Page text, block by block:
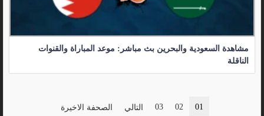
مشاهدة السعودية والبحرين بث مباشر: موعد المباراة والقنوات
الناقلة
01
02
03 التالي الصحفة الاخيرة